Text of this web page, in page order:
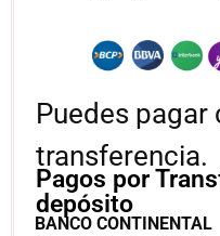
Puedes
transferencia.
BANCO CONTINENTAL
Pagos por
depósito